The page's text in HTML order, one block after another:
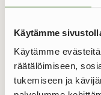
Käytämme
Käytämme
räätälöimiseen,
tukemiseen ja
kuitenkaan ole
jotka eivät sovi
siirtyneisiin
siten vapauttaa